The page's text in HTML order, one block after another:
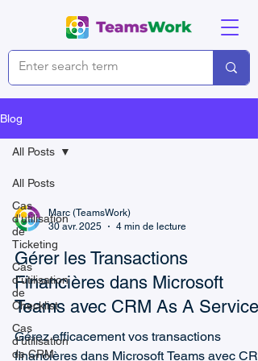
Blog
All Posts
Cas
d'utilisation
de
Ticketing
Cas
d’utilisation
de
Checklist
Cas
d’utilisation
de CRM
All Posts
Marc (TeamsWork)
30 avr. 2025
4 min de lecture
Gérer les Transactions
Financières dans Microsoft
Teams avec CRM As A Service
Gérez efficacement vos transactions
financières dans Microsoft Teams avec